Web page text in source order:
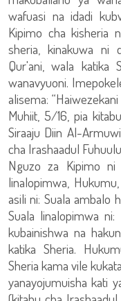
wafuasi na idadi
Kipimo cha kisheria
sheria, kinakuwa ni
Qur'ani, wala katika
wanavyuoni.
alisema:
Muhiit, 5/16, pia
Siraaju Diin Al-
cha Irashaadul
Nguzo za Kipimo ni
linalopimwa,
asili ni: Suala ambalo
Suala linalopimwa
kubainishwa na
katika Sheria.
Sheria kama vile
yanayojumuisha kati